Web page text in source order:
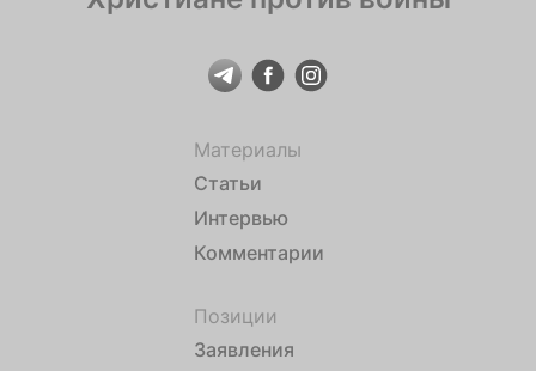
Материалы
Статьи
Интервью
Комментарии
Позиции
Заявления